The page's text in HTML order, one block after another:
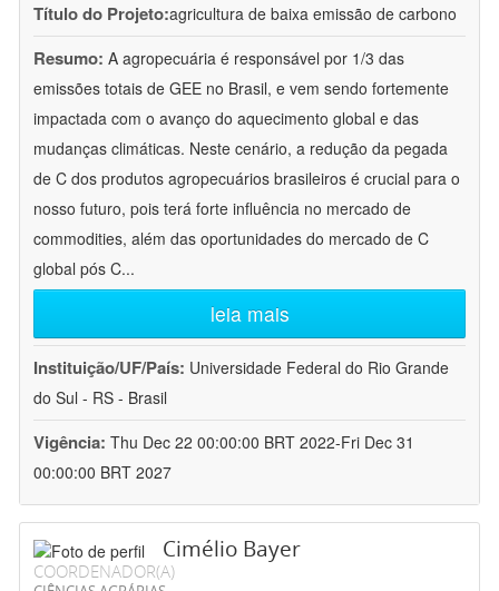
Título do Projeto:agricultura de baixa emissão de carbono
Resumo: A agropecuária é responsável por 1/3 das
emissões totais de GEE no Brasil, e vem sendo fortemente
impactada com o avanço do aquecimento global e das
mudanças climáticas. Neste cenário, a redução da pegada
de C dos produtos agropecuários brasileiros é crucial para o
nosso futuro, pois terá forte influência no mercado de
commodities, além das oportunidades do mercado de C
global pós C...
leia mais
Instituição/UF/País: Universidade Federal do Rio Grande
do Sul - RS - Brasil
Vigência: Thu Dec 22 00:00:00 BRT 2022-Fri Dec 31
00:00:00 BRT 2027
Cimélio Bayer
COORDENADOR(A)